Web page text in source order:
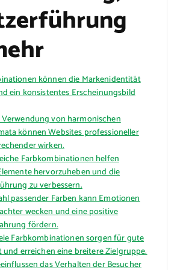
können die Markenidentität
ein konsistentes Erscheinungsbild
von harmonischen
können Websites professioneller
wirken.
Farbkombinationen helfen
hervorzuheben und die
zu verbessern.
passender Farben kann Emotionen
wecken und eine positive
fördern.
Farbkombinationen sorgen für gute
und erreichen eine breitere Zielgruppe.
das Verhalten der Besucher